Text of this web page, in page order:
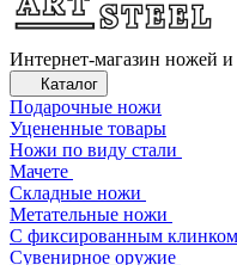
Интернет-магазин ножей и
Каталог
Подарочные ножи
Уцененные товары
Ножи по виду стали
Мачете
Складные ножи
Метательные ножи
С фиксированным клинком
Сувенирное оружие